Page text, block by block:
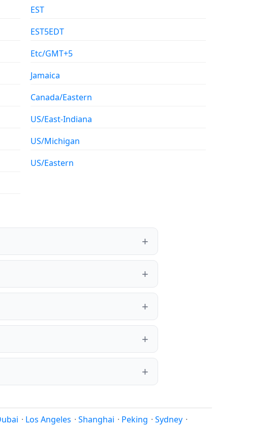
EST
EST5EDT
Etc/GMT+5
Jamaica
Canada/Eastern
US/East-Indiana
US/Michigan
US/Eastern
· Los Angeles · Shanghai · Peking · Sydney ·